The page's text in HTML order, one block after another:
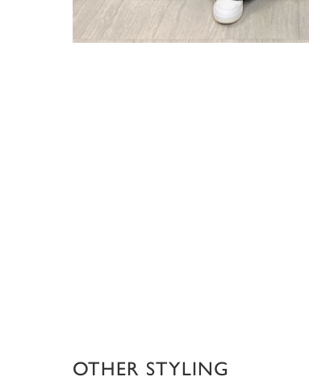
OTHER STYLING